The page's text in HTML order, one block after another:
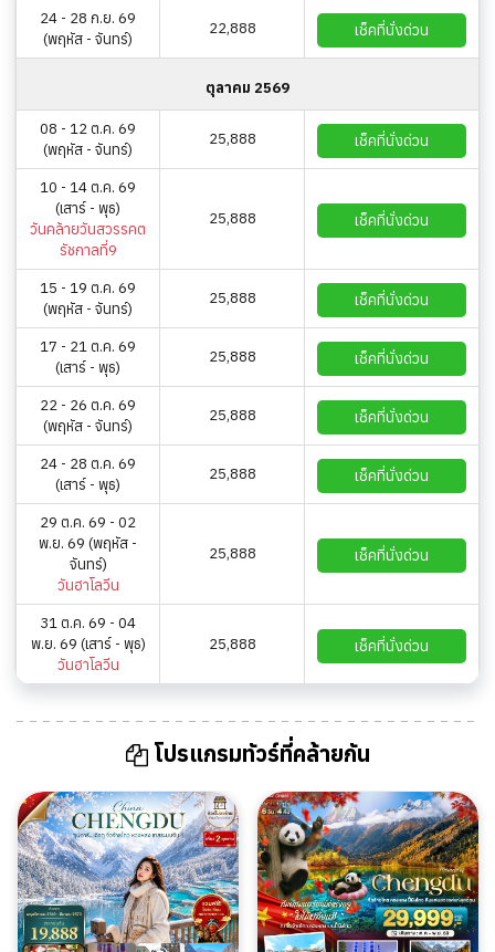
24 - 28 ก.ย. 69
(พฤหัส - จันทร์)
22,888 เช็คที่นั่งด่วน
ตุลาคม 2569
08 - 12 ต.ค. 69
(พฤหัส - จันทร์)
25,888 เช็คที่นั่งด่วน
10 - 14 ต.ค. 69
(เสาร์ - พุธ)
วันคล้ายวันสวรรคต
รัชกาลที่9
25,888 เช็คที่นั่งด่วน
15 - 19 ต.ค. 69
(พฤหัส - จันทร์)
25,888 เช็คที่นั่งด่วน
17 - 21 ต.ค. 69
(เสาร์ - พุธ)
25,888 เช็คที่นั่งด่วน
22 - 26 ต.ค. 69
(พฤหัส - จันทร์)
25,888 เช็คที่นั่งด่วน
24 - 28 ต.ค. 69
(เสาร์ - พุธ)
25,888 เช็คที่นั่งด่วน
29 ต.ค. 69 - 02
พ.ย. 69 (พฤหัส -
จันทร์)
วันฮาโลวีน
25,888 เช็คที่นั่งด่วน
31 ต.ค. 69 - 04
พ.ย. 69 (เสาร์ - พุธ)
วันฮาโลวีน
25,888 เช็คที่นั่งด่วน
โปรแกรมทัวร์ที่คล้ายกัน